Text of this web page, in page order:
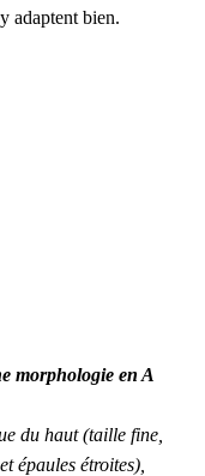
adaptent bien.
morphologie en A
du haut (taille fine,
épaules étroites),